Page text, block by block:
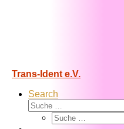
Trans-Ident e.V.
Search
Suche
Suche